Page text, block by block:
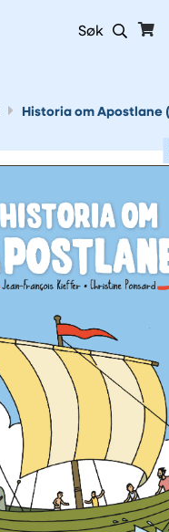
Søk
Historia om Apostlane